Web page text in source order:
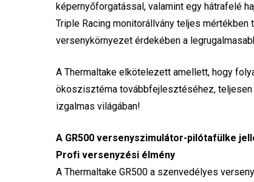
képernyőforgatással, valamint egy hátrafelé
Triple Racing monitorállvány teljes
versenykörnyezet érdekében a
A Thermaltake elkötelezett amellett, hogy
ökoszisztéma továbbfejlesztéséhez, teljesen
izgalmas világában!
A GR500 versenyszimulátor-pilótafülke
Profi versenyzési élmény
A Thermaltake GR500 a szenvedélyes